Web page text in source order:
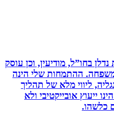
מודיעין, וכן עוסק
ההתמחות שלי הינה
מלא של תהליך
אובייקטיבי ולא